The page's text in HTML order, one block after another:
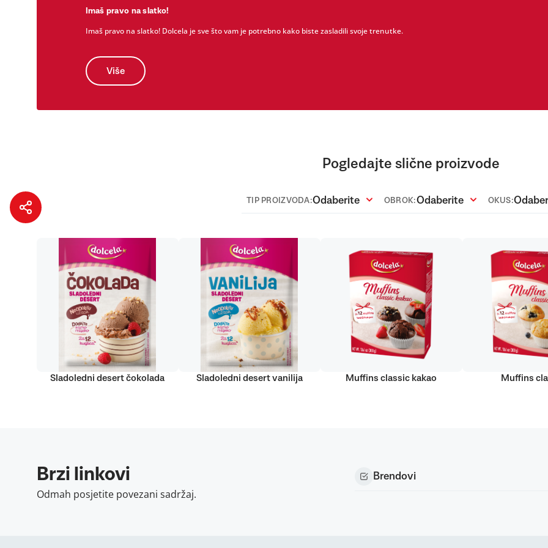
Imaš pravo na slatko!
Imaš pravo na slatko! Dolcela je sve što vam je potrebno kako biste zasladili svoje trenutke.
Više
Pogledajte slične proizvode
TIP PROIZVODA:Odaberite OBROK:Odaberite OKUS:
Sladoledni desert čokolada Sladoledni desert vanilija Muffins classic kakao Muffins
Brzi linkovi
Odmah posjetite povezani sadržaj.
Brendovi